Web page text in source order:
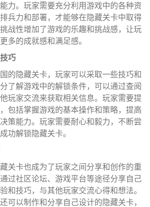
力。玩家需要充分利用游戏中的各种资
兵力和部署，才能够在隐藏关卡中取得
战性增加了游戏的乐趣和挑战感，让玩
多的成就感和满足感。
巧
的隐藏关卡，玩家可以采取一些技巧和
了解游戏中的解锁条件，可以通过查阅
玩家交流来获取相关信息。玩家需要提
包括掌握游戏的基本操作和策略，提高
策能力。玩家需要耐心和毅力，不断尝
功解锁隐藏关卡。
关卡也成为了玩家之间分享和创作的重
过社区论坛、游戏平台等途径分享自己
和技巧，与其他玩家交流心得和想法。
可以制作和分享自己设计的隐藏关卡，